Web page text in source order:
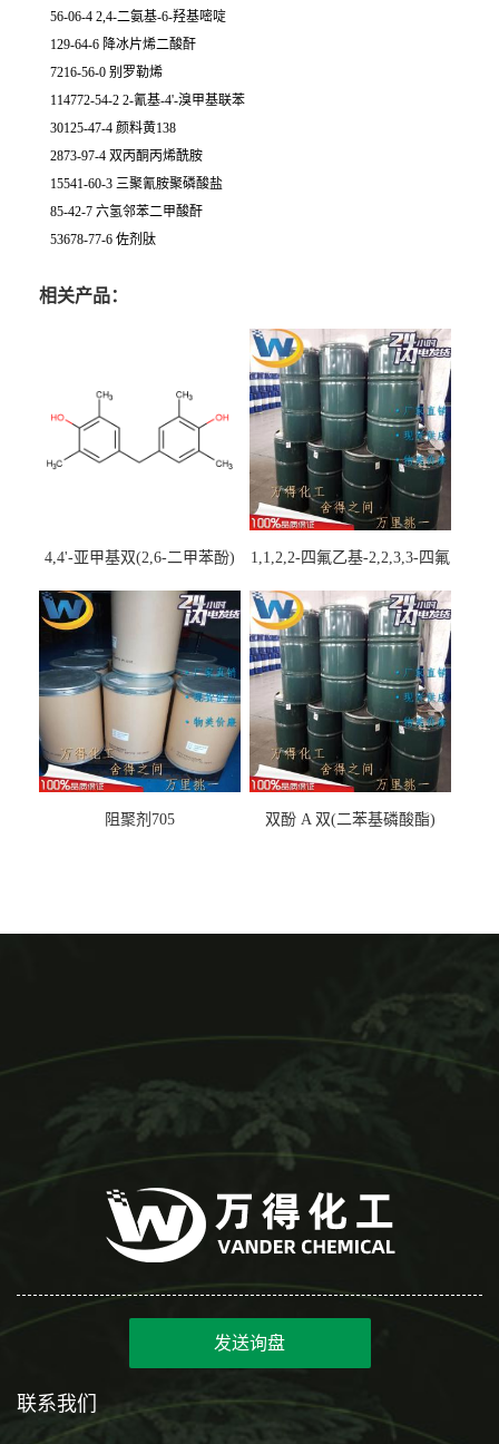
56-06-4 2,4-二氨基-6-羟基嘧啶
129-64-6 降冰片烯二酸酐
7216-56-0 别罗勒烯
114772-54-2 2-氰基-4'-溴甲基联苯
30125-47-4 颜料黄138
2873-97-4 双丙酮丙烯酰胺
15541-60-3 三聚氰胺聚磷酸盐
85-42-7 六氢邻苯二甲酸酐
53678-77-6 佐剂肽
相关产品：
4,4'-亚甲基双(2,6-二甲苯酚)
1,1,2,2-四氟乙基-2,2,3,3-四氟
阻聚剂705 双酚 A 双(二苯基磷酸酯)
发送询盘
联系我们